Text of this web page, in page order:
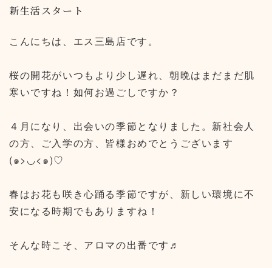
新生活スタート
こんにちは、エス三島店です。
桜の開花がいつもより少し遅れ、朝晩はまだまだ肌
寒いですね！如何お過ごしですか？
４月になり、出会いの季節となりました。新社会人
の方、ご入学の方、皆様おめでとうございます
(๑>◡<๑)♡
春はお花も咲き心踊る季節ですが、新しい環境に不
安になる時期でもありますね！
そんな時こそ、アロマの出番です♬